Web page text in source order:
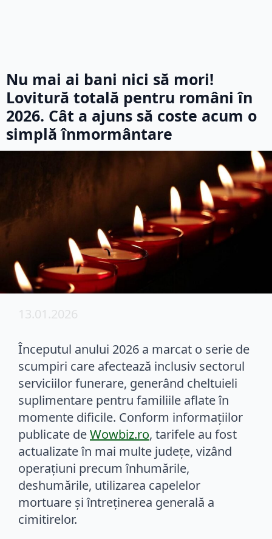
Nu mai ai bani nici să mori!
Lovitură totală pentru români în
2026. Cât a ajuns să coste acum o
simplă înmormântare
13.01.2026
Începutul anului 2026 a marcat o serie de
scumpiri care afectează inclusiv sectorul
serviciilor funerare, generând cheltuieli
suplimentare pentru familiile aflate în
momente dificile. Conform informațiilor
publicate deWowbiz.ro, tarifele au fost
actualizate în mai multe județe, vizând
operațiuni precum înhumările,
deshumările, utilizarea capelelor
mortuare și întreținerea generală a
cimitirelor.